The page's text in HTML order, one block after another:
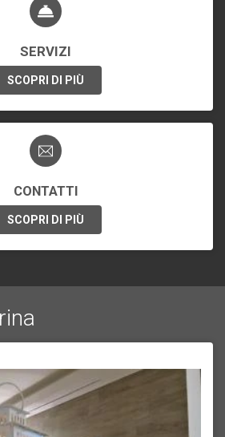
SERVIZI
SCOPRI DI PIÙ
CONTATTI
SCOPRI DI PIÙ